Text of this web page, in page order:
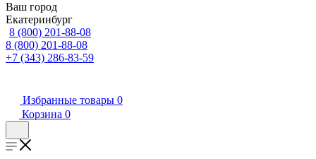
Ваш город
Екатеринбург
8 (800) 201-88-08
8 (800) 201-88-08
+7 (343) 286-83-59
Избранные товары 0
Корзина 0